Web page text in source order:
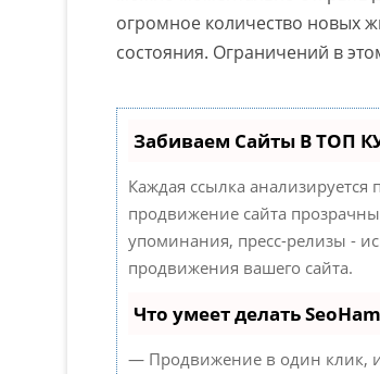
огромное количество новых
состояния. Ограничений в
Забиваем Сайты В ТОП
Каждая ссылка
продвижение сайта
упоминания, пресс-релизы -
продвижения вашего сайта.
Что умеет делать
— Продвижение в один клик,